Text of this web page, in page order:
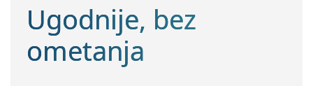
Ugodnije, bez
ometanja